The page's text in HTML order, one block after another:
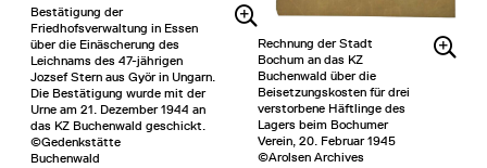
Bestätigung der
Friedhofsverwaltung in Essen
über die Einäscherung des
Leichnams des 47-jährigen
Jozsef Stern aus Györ in Ungarn.
Die Bestätigung wurde mit der
Urne am 21. Dezember 1944 an
das KZ Buchenwald geschickt.
©Gedenkstätte
Buchenwald
Rechnung der Stadt
Bochum an das KZ
Buchenwald über die
Beisetzungskosten für drei
verstorbene Häftlinge des
Lagers beim Bochumer
Verein, 20. Februar 1945
©Arolsen Archives